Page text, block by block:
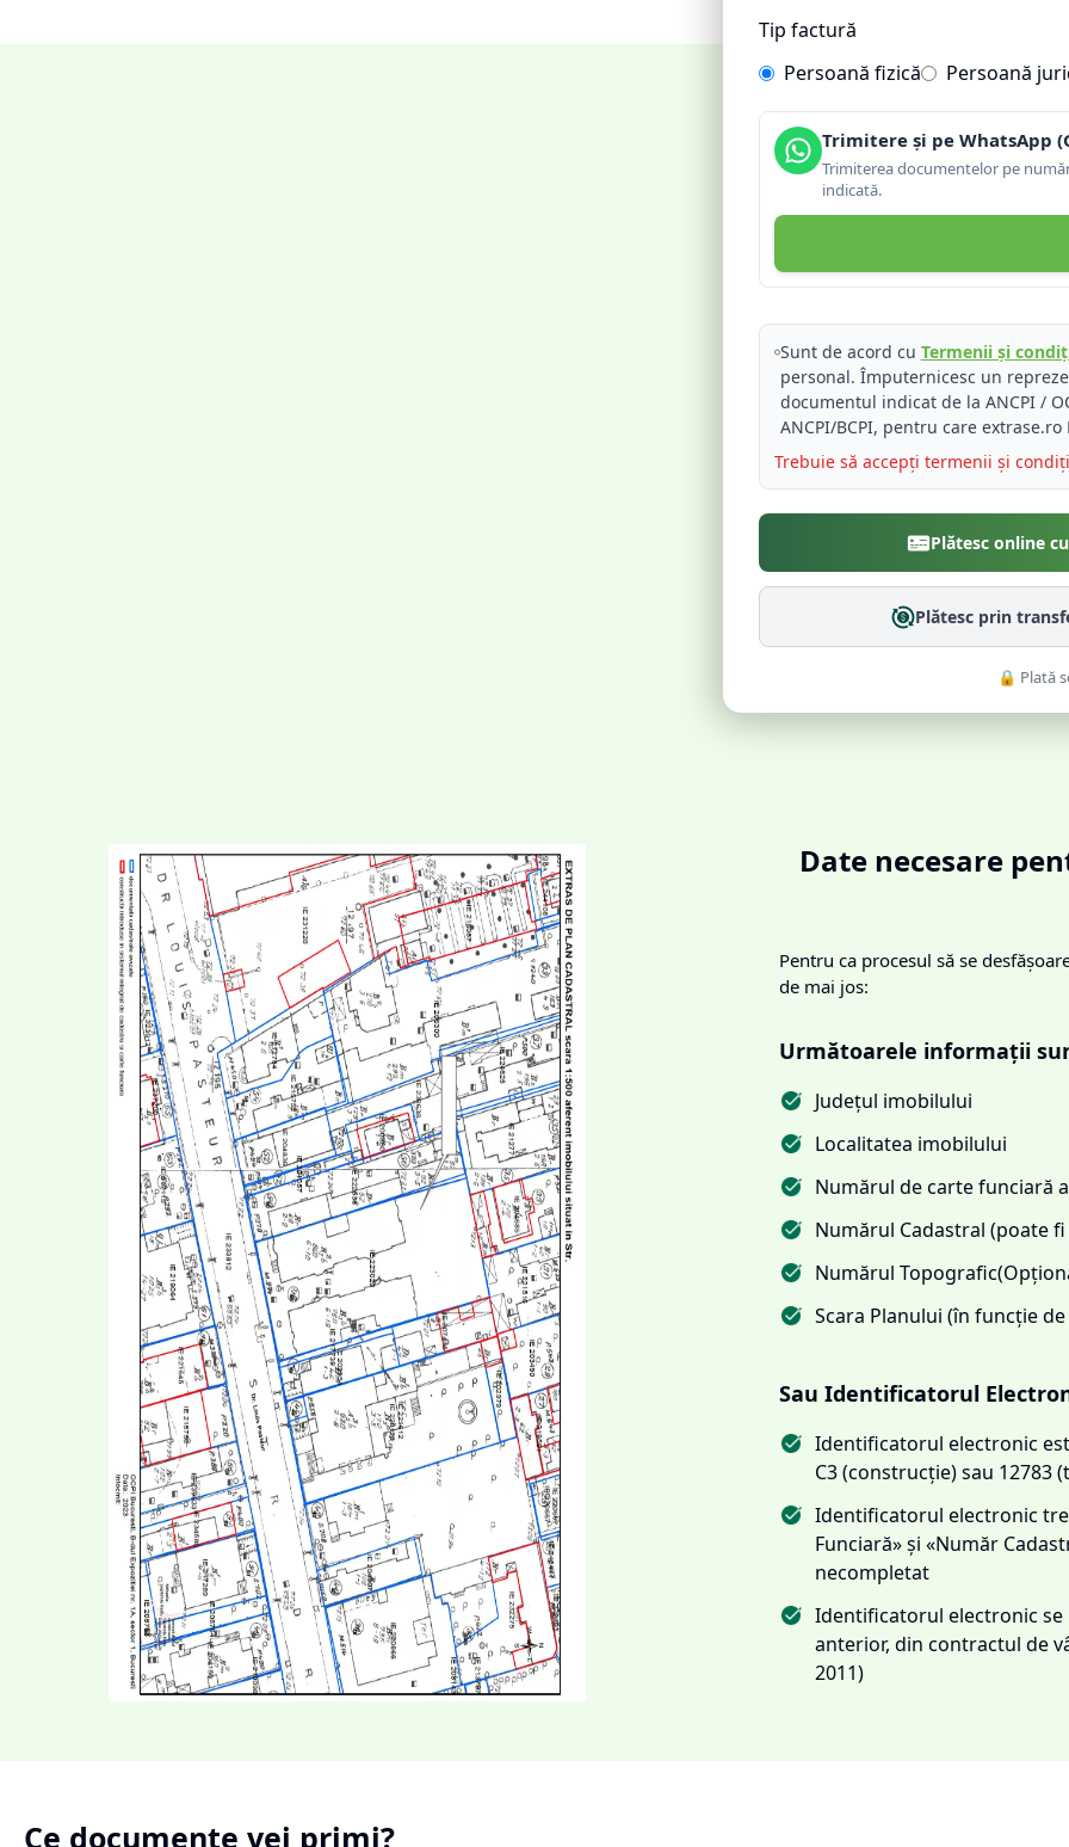
Tip factură
Persoană fizică
Persoană
Trimitere și pe WhatsApp
Trimiterea documentelor pe
indicată.
Sunt de acord cu Termenii și
personal. Împuternicesc un
documentul indicat de la ANCPI /
ANCPI/BCPI, pentru care
Trebuie să accepți termenii și
Plătesc online
Plătesc prin
🔒 Plată
Date necesare
Pentru ca procesul să se
de mai jos:
Următoarele informații
Județul imobilului
Localitatea imobilului
Numărul de carte funciară
Numărul Cadastral (poate
Numărul
Scara Planului (în funcție
Sau Identificatorul
Identificatorul electronic
C3 (construcție) sau 12783
Identificatorul electronic
Funciară» și «Număr
necompletat
Identificatorul electronic
anterior, din contractul de
2011)
Ce documente vei primi?